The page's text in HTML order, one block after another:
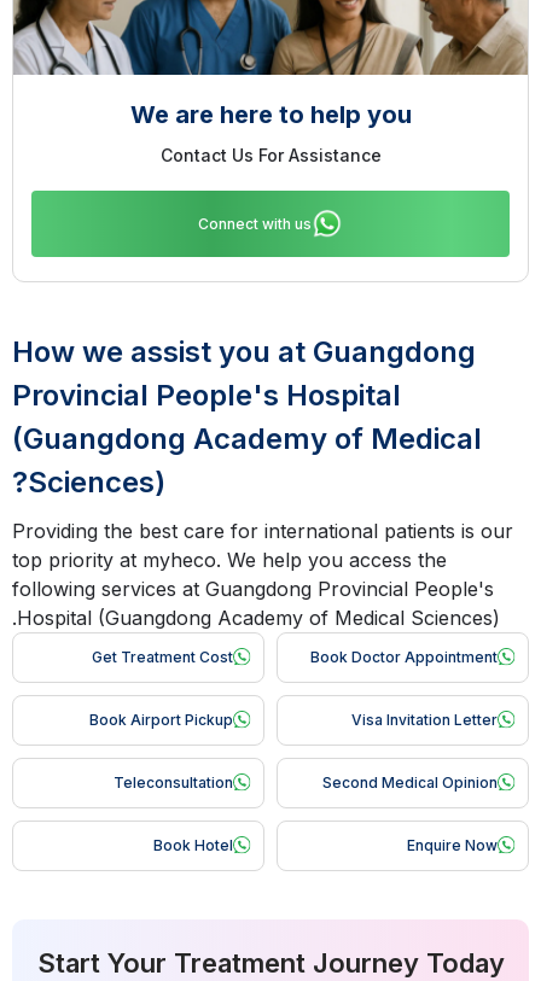
We are here to help you
Contact Us For Assistance
Connect with us
How we assist you at Guangdong
Provincial People's Hospital
(Guangdong Academy of Medical
Sciences)?
Providing the best care for international patients is our
top priority at myheco. We help you access the
following services at Guangdong Provincial People's
Hospital (Guangdong Academy of Medical Sciences).
Book Doctor Appointment
Get Treatment Cost
Visa Invitation Letter
Book Airport Pickup
Second Medical Opinion
Teleconsultation
Enquire Now
Book Hotel
Start Your Treatment Journey Today